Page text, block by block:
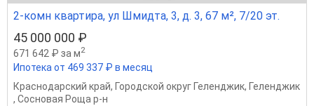
2-комн квартира, ул Шмидта, 3, д. 3, 67 м², 7/20 эт.
45 000 000 ₽
671 642 ₽ за м2
Ипотека от 469 337 ₽ в месяц
Краснодарский край, Городской округ Геленджик, Геленджик
, Сосновая Роща р-н